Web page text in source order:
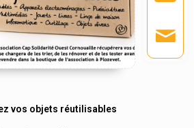
vos objets réutilisables